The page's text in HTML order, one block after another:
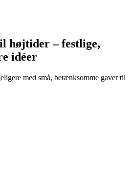
højtider – festlige,
idéer
med små, betænksomme gaver til